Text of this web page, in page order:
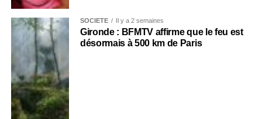
SOCIÉTÉ Il y a 2 semaines
Gironde : BFMTV affirme que le feu est
désormais à 500 km de Paris